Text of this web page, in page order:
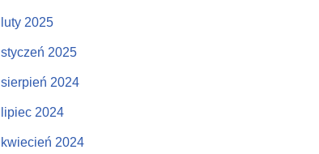
luty 2025
styczeń 2025
sierpień 2024
lipiec 2024
kwiecień 2024